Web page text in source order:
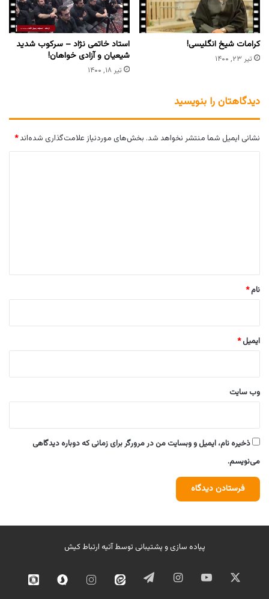
کرامات شیخ انگلیسی!
تیر ۲۳, ۱۴۰۰
استاد خاتمی نژاد – سرکوب شدید
شیعیان و آزادی خواهان!
تیر ۱۸, ۱۴۰۰
دیدگاهتان را بنویسید
نشانی ایمیل شما منتشر نخواهد شد. بخش‌های موردنیاز علامت‌گذاری شده‌اند*
نام*
ایمیل*
وب‌ سایت
ذخیره نام، ایمیل و وبسایت من در مرورگر برای زمانی که دوباره دیدگاهی
می‌نویسم.
پیاده سازی و پشتیبانی توسطآتیه ارتباط کیش
ایکس یوتیوب اینستاگرامتلگرام ایتا اینستاگرامسروش